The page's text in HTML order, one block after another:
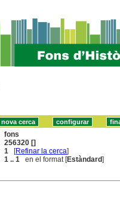
fons
256320 []
1 [Refinar la cerca]
1 .. 1 en el format [Estàndard]